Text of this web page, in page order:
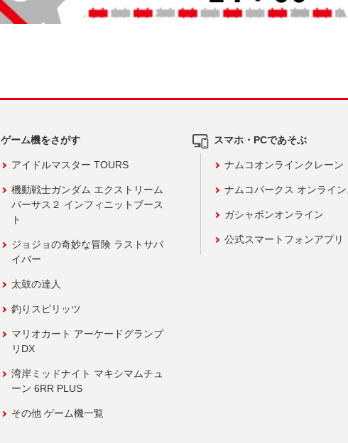
ゲーム機をさがす
アイドルマスター TOURS
機動戦士ガンダム エクストリーム
バーサス２ インフィニットブース
ト
ジョジョの奇妙な冒険 ラストサバ
イバー
太鼓の達人
釣りスピリッツ
マリオカート アーケードグランプ
リDX
湾岸ミッドナイト マキシマムチュ
ーン 6RR PLUS
その他 ゲーム機一覧
スマホ・PCであそぶ
ナムコオンラインクレーン
ナムコパークス オンライ
ガシャポンオンライン
公式スマートフォンアプリ